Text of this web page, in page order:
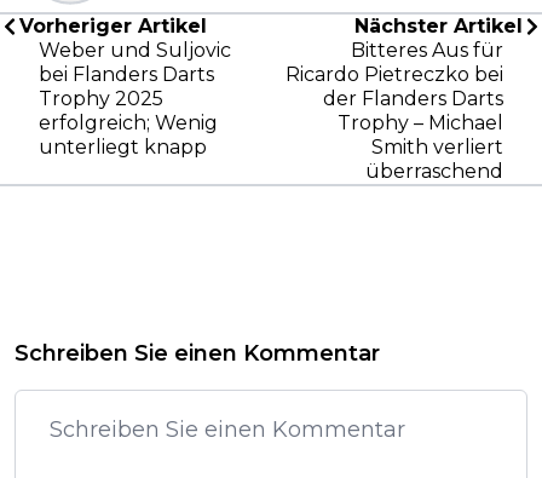
Vorheriger Artikel
Weber und Suljovic
bei Flanders Darts
Trophy 2025
erfolgreich; Wenig
unterliegt knapp
Nächster Artikel
Bitteres Aus für
Ricardo Pietreczko bei
der Flanders Darts
Trophy – Michael
Smith verliert
überraschend
Schreiben Sie einen Kommentar